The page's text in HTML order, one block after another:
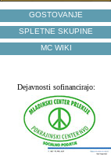
GOSTOVANJE
SPLETNE SKUPINE
MC WIKI
Dejavnosti sofinancirajo: